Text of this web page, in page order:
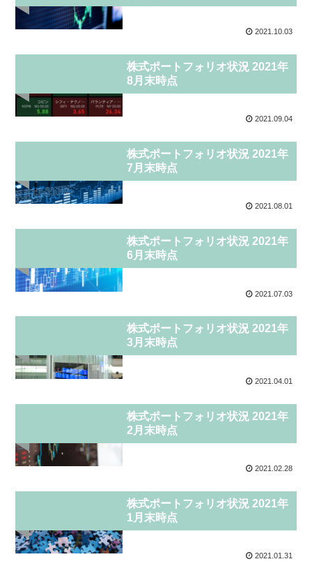
2021.10.03
株式ポートフォリオ状況 2021年
8月末時点
2021.09.04
株式ポートフォリオ状況 2021年
7月末時点
2021.08.01
株式ポートフォリオ状況 2021年
6月末時点
2021.07.03
株式ポートフォリオ状況 2021年
3月末時点
2021.04.01
株式ポートフォリオ状況 2021年
2月末時点
2021.02.28
株式ポートフォリオ状況 2021年
1月末時点
2021.01.31